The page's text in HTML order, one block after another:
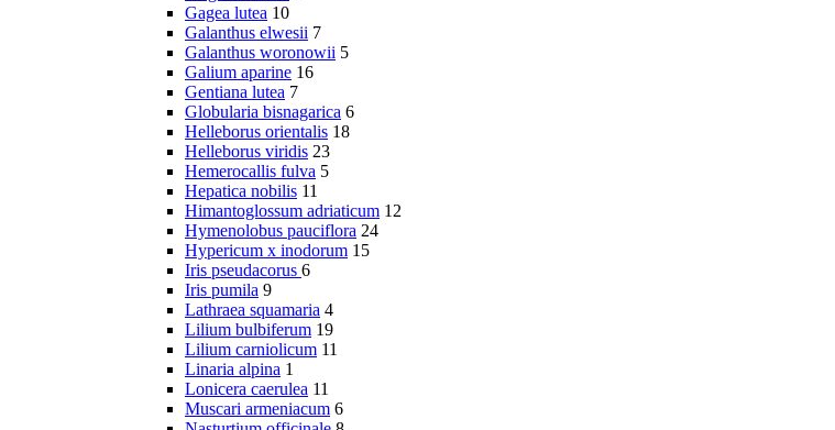
Gagea lutea 10
Galanthus elwesii 7
Galanthus woronowii 5
Galium aparine 16
Gentiana lutea 7
Globularia bisnagarica 6
Helleborus orientalis 18
Helleborus viridis 23
Hemerocallis fulva 5
Hepatica nobilis 11
Himantoglossum adriaticum 12
Hymenolobus pauciflora 24
Hypericum x inodorum 15
Iris pseudacorus 6
Iris pumila 9
Lathraea squamaria 4
Lilium bulbiferum 19
Lilium carniolicum 11
Linaria alpina 1
Lonicera caerulea 11
Muscari armeniacum 6